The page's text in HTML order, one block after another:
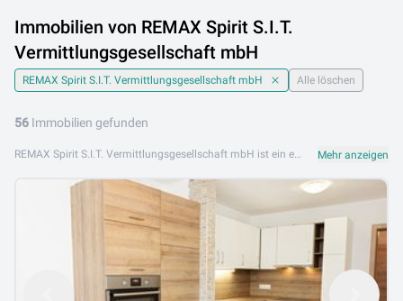
Immobilien von REMAX Spirit S.I.T.
Vermittlungsgesellschaft mbH
REMAX Spirit S.I.T. Vermittlungsgesellschaft mbH Alle löschen
56 Immobilien gefunden
REMAX Spirit S.I.T. Vermittlungsgesellschaft mbH ist ein etabliertes Immobilienbüro im REMAX-Netzwerk mit Spezialisierung auf den Salzburger Pongau. Mit einem engagierten Team und tiefer Regionalkenntnis bietet REMAX Spirit erstklassige Immobiliendienstleistungen in einer der beliebtesten Tourismusregionen Österreichs. Das Angebot von REMAX Spirit S.I.T. umfasst Chalets, Ferienappartements, Eigentumswohnungen, Einfamilienhäuser sowie Anlage- und Gewerbeimmobilien. Die Kombination aus REMAX-Netzwerk und lokaler Marktkenntnis schafft echten Mehrwert. REMAX Spirit S.I.T. Vermittlungsgesellschaft mbH ist an folgenden Standorten aktiv: 5600 St. Johann im Pongau. Durchsuchen Sie jetzt das Immobilienangebot von REMAX Spirit S.I.T. auf Lib.at und lassen Sie sich von unserem Team professionell beraten. Ihr Traumobjekt im Pongau wartet auf Sie! Mehr anzeigen